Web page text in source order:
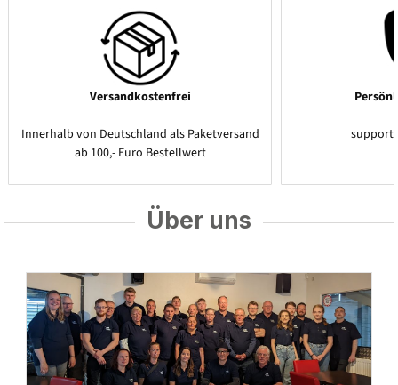
Versandkostenfrei
Innerhalb von Deutschland als Paketversand
ab 100,- Euro Bestellwert
Über uns